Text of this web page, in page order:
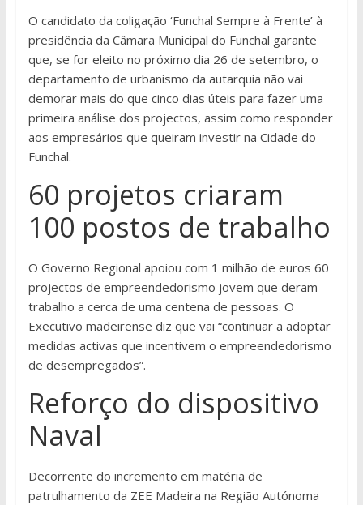
O candidato da coligação ‘Funchal Sempre à Frente’ à
presidência da Câmara Municipal do Funchal garante
que, se for eleito no próximo dia 26 de setembro, o
departamento de urbanismo da autarquia não vai
demorar mais do que cinco dias úteis para fazer uma
primeira análise dos projectos, assim como responder
aos empresários que queiram investir na Cidade do
Funchal.
60 projetos criaram
100 postos de trabalho
O Governo Regional apoiou com 1 milhão de euros 60
projectos de empreendedorismo jovem que deram
trabalho a cerca de uma centena de pessoas. O
Executivo madeirense diz que vai “continuar a adoptar
medidas activas que incentivem o empreendedorismo
de desempregados”.
Reforço do dispositivo
Naval
Decorrente do incremento em matéria de
patrulhamento da ZEE Madeira na Região Autónoma